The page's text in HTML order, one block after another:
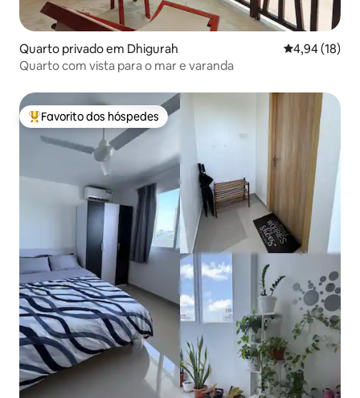
Quarto privado em Dhigurah Classificação
4,94 (18)
Quarto com vista para o mar e varanda
Favoritos dos hóspedes mais apreciados
Favorito dos hóspedes